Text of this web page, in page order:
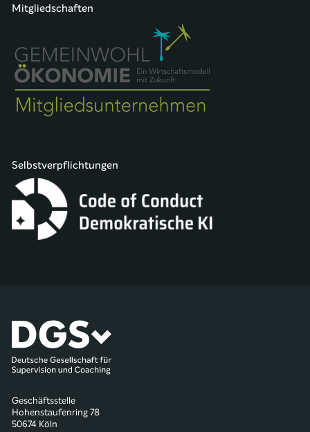
Mitgliedschaften
Selbstverpflichtungen
Geschäftsstelle
Hohenstaufenring 78
50674 Köln